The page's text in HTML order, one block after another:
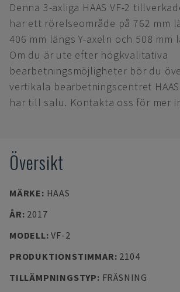
Denna 3-axliga HAAS VF-2
har ett rörelseområde på 762 mm
406 mm längs Y-axeln och 508 mm
Om du är ute efter högkvalitativa
bearbetningsmöjligheter bör du
vertikala bearbetningscentret HAAS
har till salu. Kontakta oss för mer
Översikt
MÄRKE: HAAS
ÅR: 2017
MODELL:VF-2
PRODUKTIONSTIMMAR: 2104
TILLÄMPNINGSTYP: FRÄSNING